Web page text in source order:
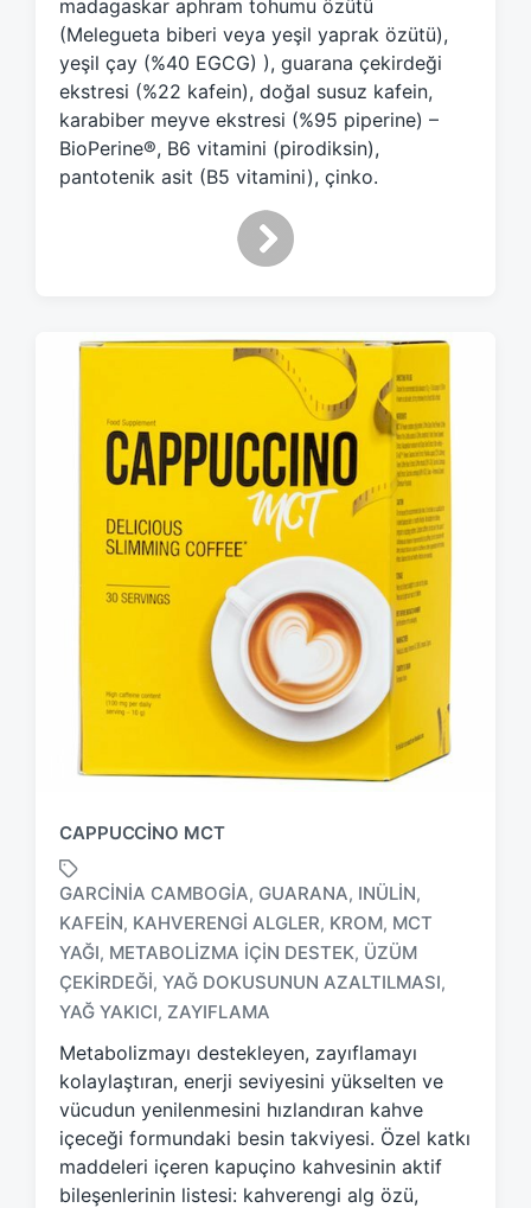
madagaskar aphram tohumu özütü
(Melegueta biberi veya yeşil yaprak özütü),
yeşil çay (%40 EGCG) ), guarana çekirdeği
ekstresi (%22 kafein), doğal susuz kafein,
karabiber meyve ekstresi (%95 piperine) –
BioPerine®, B6 vitamini (pirodiksin),
pantotenik asit (B5 vitamini), çinko.
CAPPUCCINO MCT
T
a
g
e
d
w
i
h
GARCINIA CAMBOGIA, GUARANA, INÜLIN,
KAFEIN, KAHVERENGI ALGLER, KROM, MCT
YAĞI, METABOLIZMA IÇIN DESTEK, ÜZÜM
ÇEKIRDEĞI, YAĞ DOKUSUNUN AZALTILMASI,
YAĞ YAKICI, ZAYIFLAMA
Metabolizmayı destekleyen, zayıflamayı
kolaylaştıran, enerji seviyesini yükselten ve
vücudun yenilenmesini hızlandıran kahve
içeceği formundaki besin takviyesi. Özel katkı
maddeleri içeren kapuçino kahvesinin aktif
bileşenlerinin listesi: kahverengi alg özü,